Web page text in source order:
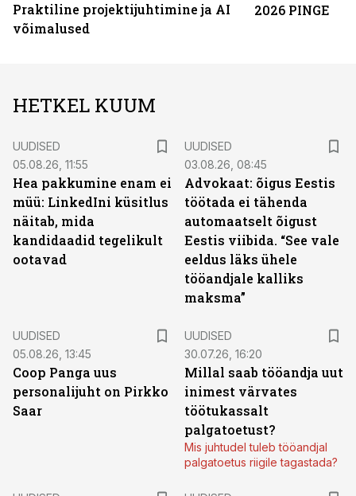
Praktiline projektijuhtimine ja AI
võimalused
2026 PINGE
HETKEL KUUM
UUDISED
05.08.26, 11:55
Hea pakkumine enam ei
müü: LinkedIni küsitlus
näitab, mida
kandidaadid tegelikult
ootavad
UUDISED
03.08.26, 08:45
Advokaat: õigus Eestis
töötada ei tähenda
automaatselt õigust
Eestis viibida. “See vale
eeldus läks ühele
tööandjale kalliks
maksma”
UUDISED
05.08.26, 13:45
Coop Panga uus
personalijuht on Pirkko
Saar
UUDISED
30.07.26, 16:20
Millal saab tööandja uut
inimest värvates
töötukassalt
palgatoetust?
Mis juhtudel tuleb tööandjal
palgatoetus riigile tagastada?